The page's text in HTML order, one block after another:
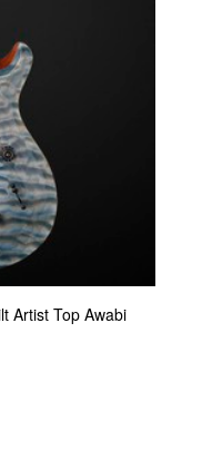
Artist Top Awabi